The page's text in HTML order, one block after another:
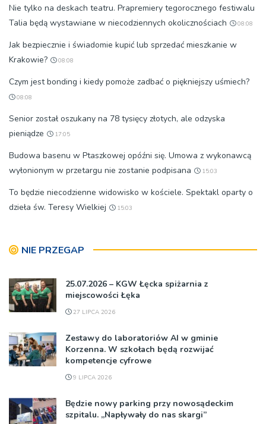
Nie tylko na deskach teatru. Prapremiery tegorocznego festiwalu
Talia będą wystawiane w niecodziennych okolicznościach
08:08
Jak bezpiecznie i świadomie kupić lub sprzedać mieszkanie w
Krakowie?
08:08
Czym jest bonding i kiedy pomoże zadbać o piękniejszy uśmiech?
08:08
Senior został oszukany na 78 tysięcy złotych, ale odzyska
pieniądze
17:05
Budowa basenu w Ptaszkowej opóźni się. Umowa z wykonawcą
wyłonionym w przetargu nie zostanie podpisana
15:03
To będzie niecodzienne widowisko w kościele. Spektakl oparty o
dzieła św. Teresy Wielkiej
15:03
NIE PRZEGAP
25.07.2026 – KGW Łęcka spiżarnia z
miejscowości Łęka
27 LIPCA 2026
Zestawy do laboratoriów AI w gminie
Korzenna. W szkołach będą rozwijać
kompetencje cyfrowe
9 LIPCA 2026
Będzie nowy parking przy nowosądeckim
szpitalu. „Napływały do nas skargi”